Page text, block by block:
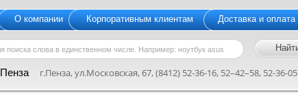
О компании Корпоративным клиентам Доставка и оплата
Пенза г.Пенза, ул.Московская, 67, (8412) 52-36-16, 52–42–58, 52-36-05